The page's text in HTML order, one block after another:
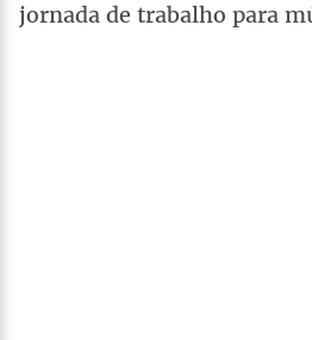
jornada de trabalho para